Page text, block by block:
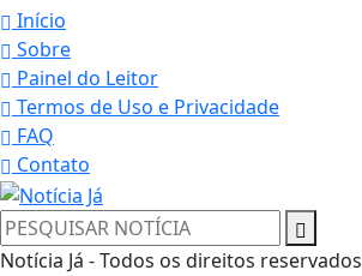
Início
Sobre
Painel do Leitor
Termos de Uso e Privacidade
FAQ
Contato
Notícia Já - Todos os direitos reservados